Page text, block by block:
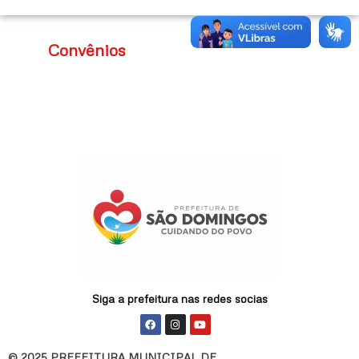
u
Convênios
Siga a prefeitura nas redes socias
F
a
c
I
n
s
Y
o
u